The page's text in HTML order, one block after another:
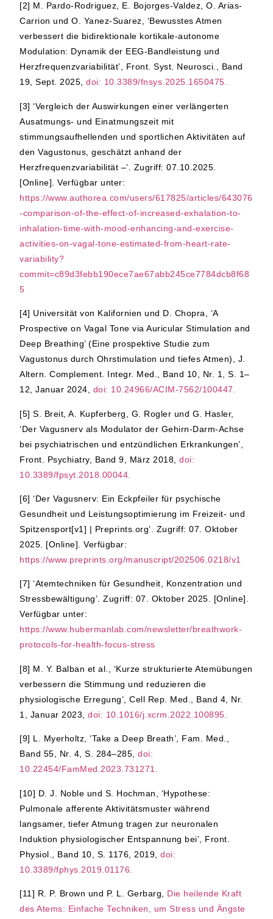
[2] M. Pardo-Rodriguez, E. Bojorges-Valdez, O. Arias-
Carrion und O. Yanez-Suarez, ‘Bewusstes Atmen
verbessert die bidirektionale kortikale-autonome
Modulation: Dynamik der EEG-Bandleistung und
Herzfrequenzvariabilität’, Front. Syst. Neurosci., Band
19, Sept. 2025,doi: 10.3389/fnsys.2025.1650475.
[3] ‘Vergleich der Auswirkungen einer verlängerten
Ausatmungs- und Einatmungszeit mit
stimmungsaufhellenden und sportlichen Aktivitäten auf
den Vagustonus, geschätzt anhand der
Herzfrequenzvariabilität –’. Zugriff: 07.10.2025.
[Online]. Verfügbar unter:
https://www.authorea.com/users/617825/articles/643076
-comparison-of-the-effect-of-increased-exhalation-to-
inhalation-time-with-mood-enhancing-and-exercise-
activities-on-vagal-tone-estimated-from-heart-rate-
variability?
commit=c89d3febb190ece7ae67abb245ce7784dcb8f68
5
[4] Universität von Kalifornien und D. Chopra, ‘A
Prospective on Vagal Tone via Auricular Stimulation and
Deep Breathing’ (Eine prospektive Studie zum
Vagustonus durch Ohrstimulation und tiefes Atmen), J.
Altern. Complement. Integr. Med., Band 10, Nr. 1, S. 1–
12, Januar 2024, doi: 10.24966/ACIM-7562/100447.
[5] S. Breit, A. Kupferberg, G. Rogler und G. Hasler,
‘Der Vagusnerv als Modulator der Gehirn-Darm-Achse
bei psychiatrischen und entzündlichen Erkrankungen’,
Front. Psychiatry, Band 9, März 2018,doi:
10.3389/fpsyt.2018.00044.
[6] ‘Der Vagusnerv: Ein Eckpfeiler für psychische
Gesundheit und Leistungsoptimierung im Freizeit- und
Spitzensport[v1] | Preprints.org’. Zugriff: 07. Oktober
2025. [Online]. Verfügbar:
https://www.preprints.org/manuscript/202506.0218/v1
[7] ‘Atemtechniken für Gesundheit, Konzentration und
Stressbewältigung’. Zugriff: 07. Oktober 2025. [Online].
Verfügbar unter:
https://www.hubermanlab.com/newsletter/breathwork-
protocols-for-health-focus-stress
[8] M. Y. Balban et al., ‘Kurze strukturierte Atemübungen
verbessern die Stimmung und reduzieren die
physiologische Erregung’, Cell Rep. Med., Band 4, Nr.
1, Januar 2023,doi: 10.1016/j.xcrm.2022.100895.
[9] L. Myerholtz, ‘Take a Deep Breath’, Fam. Med.,
Band 55, Nr. 4, S. 284–285,doi:
10.22454/FamMed.2023.731271.
[10] D. J. Noble und S. Hochman, ‘Hypothese:
Pulmonale afferente Aktivitätsmuster während
langsamer, tiefer Atmung tragen zur neuronalen
Induktion physiologischer Entspannung bei’, Front.
Physiol., Band 10, S. 1176, 2019,doi:
10.3389/fphys.2019.01176.
[11] R. P. Brown und P. L. Gerbarg, Die heilende Kraft
des Atems: Einfache Techniken, um Stress und Ängste